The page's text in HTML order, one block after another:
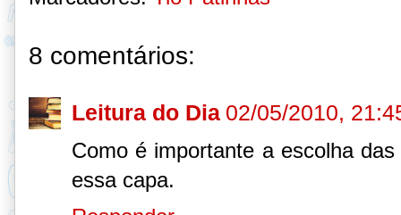
8 comentários:
Leitura do Dia 02/05/2010,
Como é importante a escolha
essa capa.